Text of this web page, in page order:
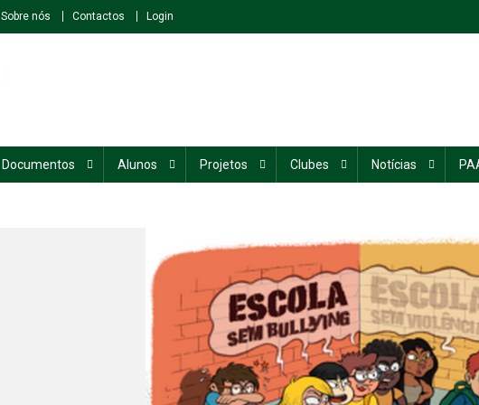
Sobre nós Contactos Login
Documentos Alunos Projetos Clubes Notícias